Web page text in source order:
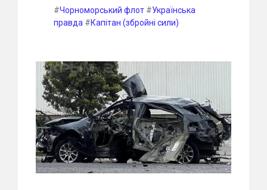
#Чорноморський флот #Українська
правда #Капітан (збройні сили)